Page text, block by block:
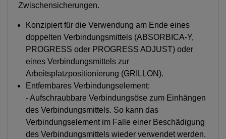
Zwischensicherungen.
Konzipiert für die Verwendung am Ende eines
doppelten Verbindungsmittels (ABSORBICA-Y,
PROGRESS oder PROGRESS ADJUST) oder
eines Verbindungsmittels zur
Arbeitsplatzpositionierung (GRILLON).
Entfernbares Verbindungselement:
- Aufschraubbare Verbindungsöse zum Einhängen
des Verbindungsmittels. So kann das
Verbindungselement im Falle einer Beschädigung
des Verbindungsmittels wieder verwendet werden.